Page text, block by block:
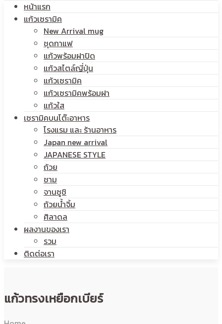
สกรีน
หน้าแรก
แก้วเซรามิค
New Arrival mug
ชุดกาแฟ
แก้วพร้อมฝาปิด
แก้วสไตล์ญี่ปุ่น
แก้วเซรามิค
แก้วเซรามิคพร้อมฝา
แก้วใส
เซรามิคบนโต๊ะอาหาร
โรงแรม และ ร้านอาหาร
Japan new arrival
JAPANESE STYLE
ถ้วย
ชาม
จานซูชิ
ถ้วยน้ำจิ้ม
ศิลาดล
ผลงานของเรา
รวม
ติดต่อเรา
แก้วทรงเหยือกเบียร์